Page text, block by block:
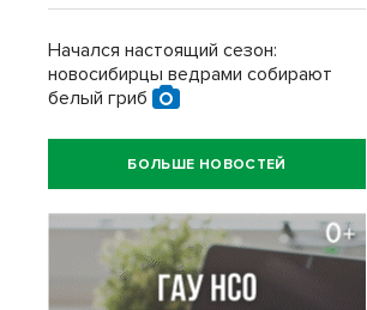
Начался настоящий сезон:
новосибирцы ведрами собирают
белый гриб
БОЛЬШЕ НОВОСТЕЙ